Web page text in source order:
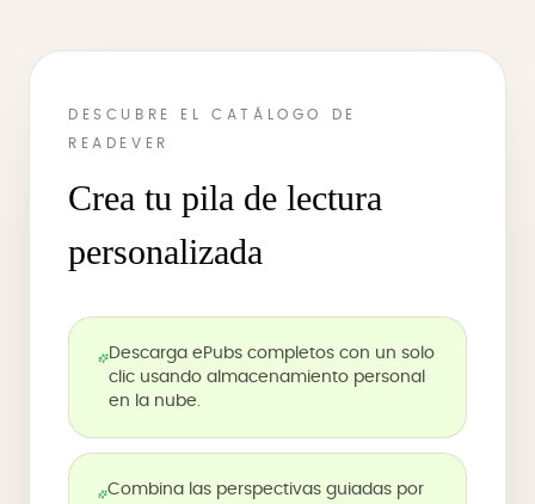
DESCUBRE EL CATÁLOGO DE
READEVER
Crea tu pila de lectura
personalizada
Descarga ePubs completos con un solo
clic usando almacenamiento personal
en la nube.
Combina las perspectivas guiadas por